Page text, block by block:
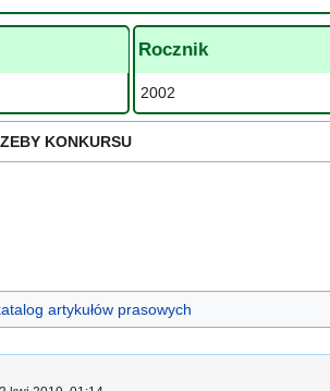
Rocznik
2002
KONKURSU
artykułów prasowych